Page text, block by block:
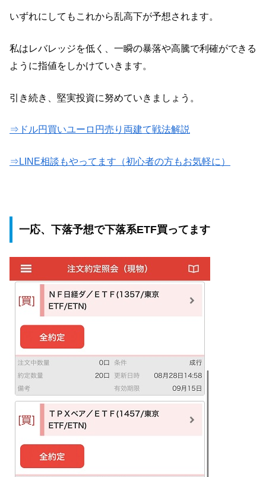
いずれにしてもこれから乱高下が予想されます。
私はレバレッジを低く、一瞬の暴落や高騰で利確ができる
ように指値をしかけていきます。
引き続き、堅実投資に努めていきましょう。
⇒ドル円買いユーロ円売り両建て戦法解説
⇒LINE相談もやってます（初心者の方もお気軽に）
一応、下落予想で下落系ETF買ってます